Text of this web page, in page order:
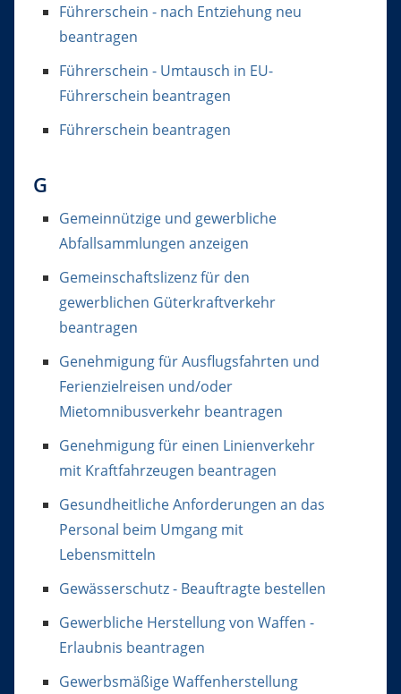
Führerschein - nach Entziehung neu
beantragen
Führerschein - Umtausch in EU-
Führerschein beantragen
Führerschein beantragen
G
Gemeinnützige und gewerbliche
Abfallsammlungen anzeigen
Gemeinschaftslizenz für den
gewerblichen Güterkraftverkehr
beantragen
Genehmigung für Ausflugsfahrten und
Ferienzielreisen und/oder
Mietomnibusverkehr beantragen
Genehmigung für einen Linienverkehr
mit Kraftfahrzeugen beantragen
Gesundheitliche Anforderungen an das
Personal beim Umgang mit
Lebensmitteln
Gewässerschutz - Beauftragte bestellen
Gewerbliche Herstellung von Waffen -
Erlaubnis beantragen
Gewerbsmäßige Waffenherstellung